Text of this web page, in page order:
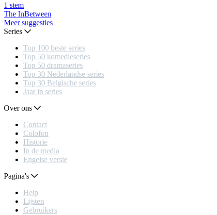
1 stem
The InBetween
Meer suggesties
Series
Top 100 beste series
Top 50 komedieseries
Top 50 dramaseries
Top 30 Nederlandse series
Top 30 Belgische series
Jaar in series
Over ons
Contact
Colofon
Historie
In de media
Engelse versie
Pagina's
Help
Lijsten
Gebruikers